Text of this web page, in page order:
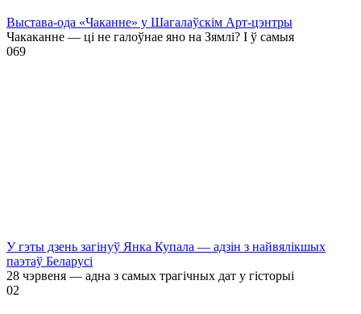
Выстава-ода «Чаканне» у Шагалаўскім Арт-цэнтры
Чакаканне — ці не галоўнае яно на Зямлі? І ў самыя
069
У гэты дзень загінуў Янка Купала — адзін з найвялікшых
паэтаў Беларусі
28 чэрвеня — адна з самых трагічных дат у гісторыі
02